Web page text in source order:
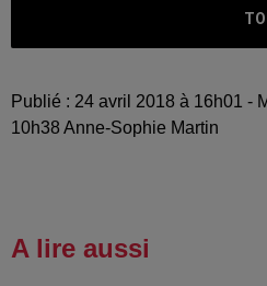
Publié : 24 avril 2018 à 16h01 -
10h38 Anne-Sophie Martin
A lire aussi